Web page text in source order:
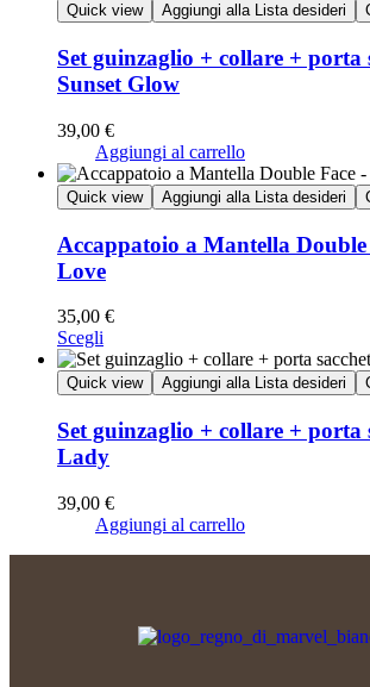
Quick view Aggiungi alla Lista desideri
Set guinzaglio + collare + porta
Sunset Glow
39,00 €
Aggiungi al carrello
Quick view Aggiungi alla Lista desideri
Accappatoio a Mantella Double
Love
35,00 €
Scegli
Quick view Aggiungi alla Lista desideri
Set guinzaglio + collare + porta
Lady
39,00 €
Aggiungi al carrello